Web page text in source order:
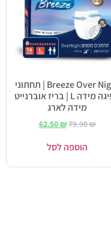
Breeze Over Night | תחתוני
ספיגה מידה L | בריז אוברנייט
מידה לארג
79.90₪
62.50₪
הוספה לסל